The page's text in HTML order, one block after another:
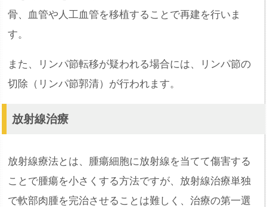
骨、血管や人工血管を移植することで再建を行いま
す。
また、リンパ節転移が疑われる場合には、リンパ節の
切除（リンパ節郭清）が行われます。
放射線治療
放射線療法とは、腫瘍細胞に放射線を当てて傷害する
ことで腫瘍を小さくする方法ですが、放射線治療単独
で軟部肉腫を完治させることは難しく、治療の第一選